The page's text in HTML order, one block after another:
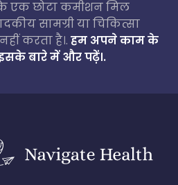
एक छोटा कमीशन मिल
सामग्री या चिकित्सा
करता है।. हम अपने काम के
बारे में और पढ़ें।.